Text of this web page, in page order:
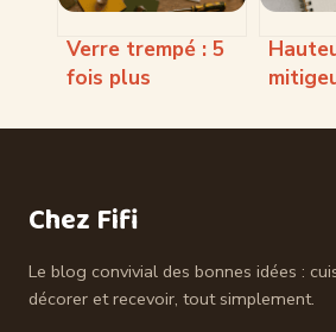
Verre trempé : 5
fois plus
étapes
commande sur
pose
Chez Fifi
Le blog convivial des bonnes idées :
décorer et recevoir, tout simplement.